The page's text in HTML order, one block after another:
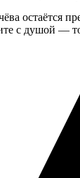
остаётся
с душой —